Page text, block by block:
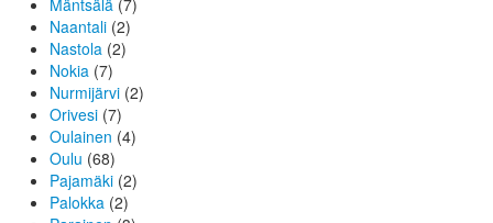
Mäntsälä (7)
Naantali (2)
Nastola (2)
Nokia (7)
Nurmijärvi (2)
Orivesi (7)
Oulainen (4)
Oulu (68)
Pajamäki (2)
Palokka (2)